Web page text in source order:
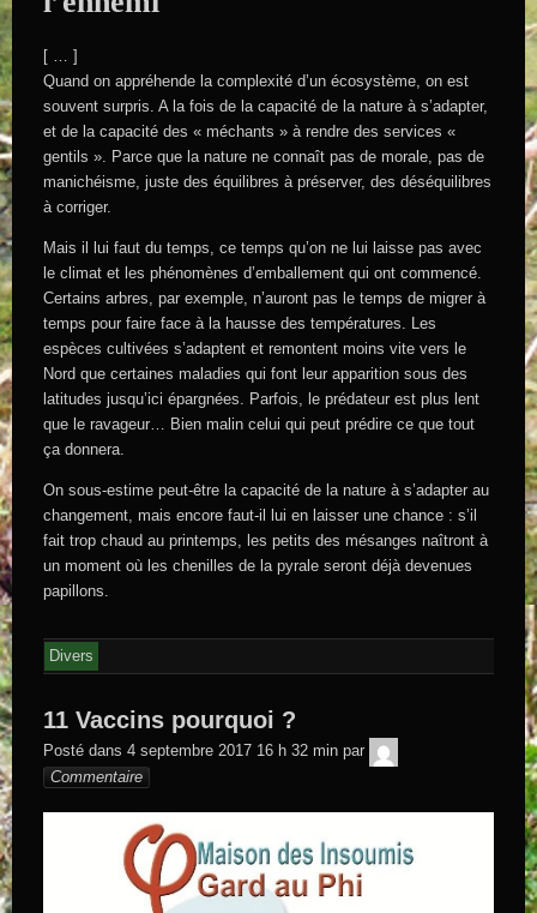
[ … ]
Quand on appréhende la complexité d’un écosystème, on est
souvent surpris. A la fois de la capacité de la nature à s’adapter,
et de la capacité des « méchants » à rendre des services «
gentils ». Parce que la nature ne connaît pas de morale, pas de
manichéisme, juste des équilibres à préserver, des déséquilibres
à corriger.
Mais il lui faut du temps, ce temps qu’on ne lui laisse pas avec
le climat et les phénomènes d’emballement qui ont commencé.
Certains arbres, par exemple, n’auront pas le temps de migrer à
temps pour faire face à la hausse des températures. Les
espèces cultivées s’adaptent et remontent moins vite vers le
Nord que certaines maladies qui font leur apparition sous des
latitudes jusqu’ici épargnées. Parfois, le prédateur est plus lent
que le ravageur… Bien malin celui qui peut prédire ce que tout
ça donnera.
On sous-estime peut-être la capacité de la nature à s’adapter au
changement, mais encore faut-il lui en laisser une chance : s’il
fait trop chaud au printemps, les petits des mésanges naîtront à
un moment où les chenilles de la pyrale seront déjà devenues
papillons.
Divers
11 Vaccins pourquoi ?
Posté dans 4 septembre 2017 16 h 32 min par
Commentaire